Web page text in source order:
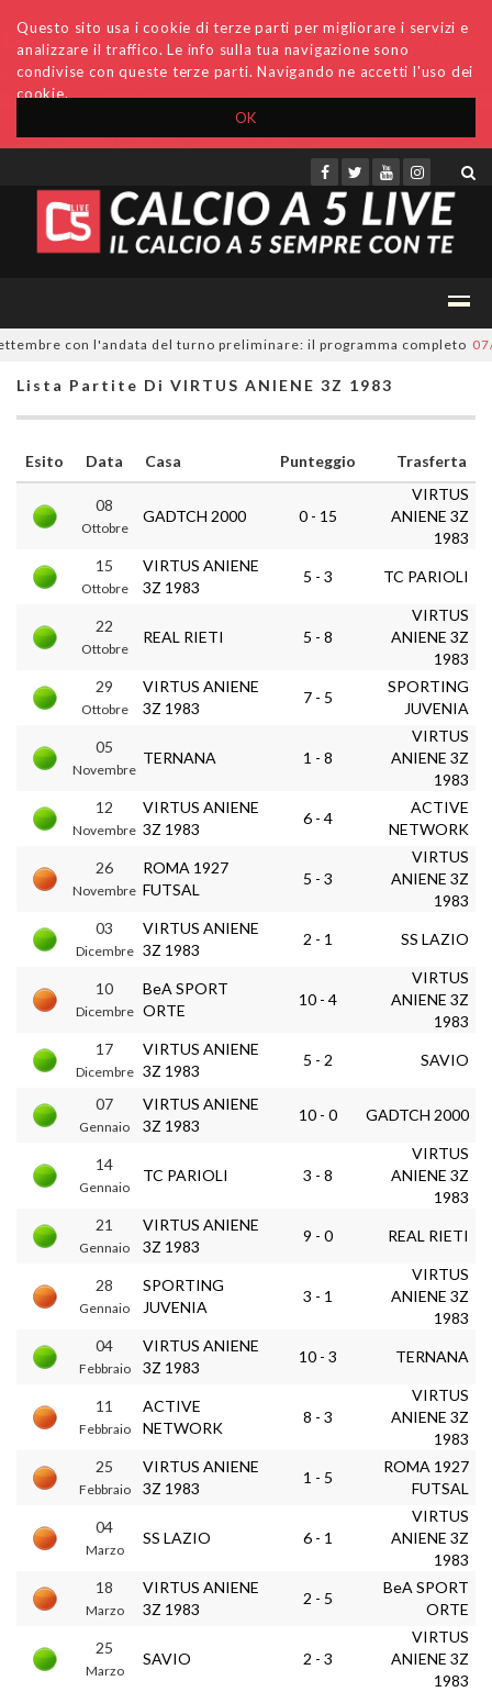
OK
Questo sito usa i cookie di terze parti per migliorare i servizi e
analizzare il traffico. Le info sulla tua navigazione sono
condivise con queste terze parti. Navigando ne accetti l'uso dei
cookie.
Accedi Archivio Invio comunicati Redazione
con l'andata del turno preliminare: il programma completo 07/
Lista Partite Di VIRTUS ANIENE 3Z 1983
Esito Data Casa Punteggio Trasferta
08
Ottobre
GADTCH 2000 0 - 15
VIRTUS
ANIENE 3Z
1983
15
Ottobre
VIRTUS ANIENE
3Z 1983
5 - 3 TC PARIOLI
22
Ottobre
REAL RIETI 5 - 8
VIRTUS
ANIENE 3Z
1983
29
Ottobre
VIRTUS ANIENE
3Z 1983
7 - 5
SPORTING
JUVENIA
05
Novembre
TERNANA 1 - 8
VIRTUS
ANIENE 3Z
1983
12
Novembre
VIRTUS ANIENE
3Z 1983
6 - 4
ACTIVE
NETWORK
26
Novembre
ROMA 1927
FUTSAL
5 - 3
VIRTUS
ANIENE 3Z
1983
03
Dicembre
VIRTUS ANIENE
3Z 1983
2 - 1 SS LAZIO
10
Dicembre
BeA SPORT
ORTE
10 - 4
VIRTUS
ANIENE 3Z
1983
17
Dicembre
VIRTUS ANIENE
3Z 1983
5 - 2 SAVIO
07
Gennaio
VIRTUS ANIENE
3Z 1983
10 - 0 GADTCH 2000
14
Gennaio
TC PARIOLI 3 - 8
VIRTUS
ANIENE 3Z
1983
21
Gennaio
VIRTUS ANIENE
3Z 1983
9 - 0 REAL RIETI
28
Gennaio
SPORTING
JUVENIA
3 - 1
VIRTUS
ANIENE 3Z
1983
04
Febbraio
VIRTUS ANIENE
3Z 1983
10 - 3 TERNANA
11
Febbraio
ACTIVE
NETWORK
8 - 3
VIRTUS
ANIENE 3Z
1983
25
Febbraio
VIRTUS ANIENE
3Z 1983
1 - 5
ROMA 1927
FUTSAL
04
Marzo
SS LAZIO 6 - 1
VIRTUS
ANIENE 3Z
1983
18
Marzo
VIRTUS ANIENE
3Z 1983
2 - 5
BeA SPORT
ORTE
25
Marzo
SAVIO 2 - 3
VIRTUS
ANIENE 3Z
1983